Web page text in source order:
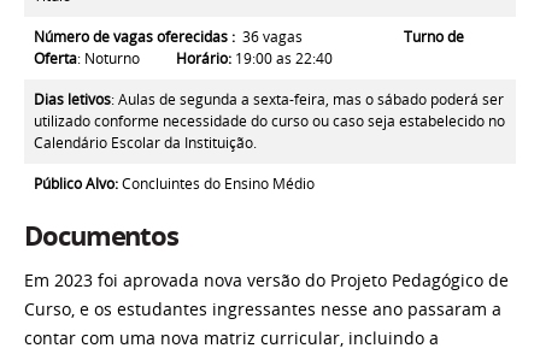
Número de vagas oferecidas : 36 vagas Turno de
Oferta: Noturno Horário: 19:00 as 22:40
Dias letivos: Aulas de segunda a sexta-feira, mas o sábado poderá ser
utilizado conforme necessidade do curso ou caso seja estabelecido no
Calendário Escolar da Instituição.
Público Alvo:Concluintes do Ensino Médio
Documentos
Em 2023 foi aprovada nova versão do Projeto Pedagógico de
Curso, e os estudantes ingressantes nesse ano passaram a
contar com uma nova matriz curricular, incluindo a